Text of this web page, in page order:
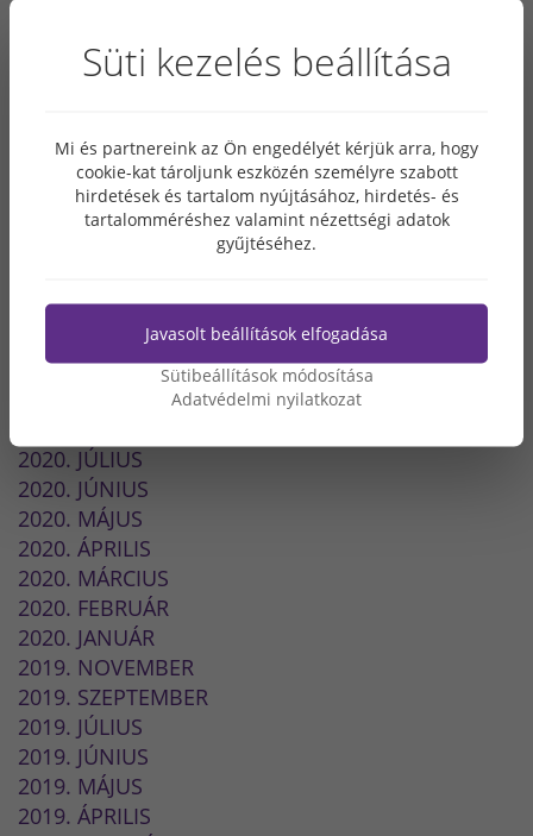
2021. DECEMBER
2021. NOVEMBER
2021. JÚNIUS
2021. MÁJUS
2021. MÁRCIUS
2020. DECEMBER
2020. NOVEMBER
2020. OKTÓBER
2020. SZEPTEMBER
2020. JÚLIUS
2020. JÚNIUS
2020. MÁJUS
2020. ÁPRILIS
2020. MÁRCIUS
2020. FEBRUÁR
2020. JANUÁR
2019. NOVEMBER
2019. SZEPTEMBER
2019. JÚLIUS
2019. JÚNIUS
2019. MÁJUS
2019. ÁPRILIS
Süti kezelés beállítása
Mi és partnereink az Ön engedélyét kérjük arra, hogy
cookie-kat tároljunk eszközén személyre szabott
hirdetések és tartalom nyújtásához, hirdetés- és
tartalomméréshez valamint nézettségi adatok
gyűjtéséhez.
Javasolt beállítások elfogadása
Sütibeállítások módosítása
Adatvédelmi nyilatkozat